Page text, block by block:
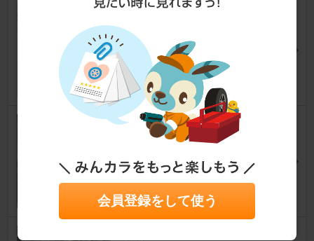
エンジンカバー グラデーション
＆レース塗装‼︎ 2
ソアラ [Z30系]
D's_motionさん
オイルパン交換①
[Z30系]
8
0
会員登録をして使う